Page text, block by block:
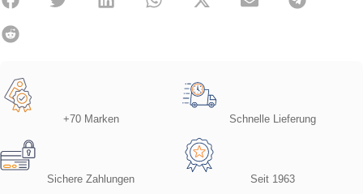
+70 Marken Schnelle Lieferung
Sichere Zahlungen Seit 1963